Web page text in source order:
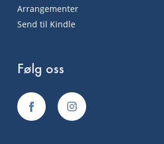
Arrangementer
Send til Kindle
Følg oss